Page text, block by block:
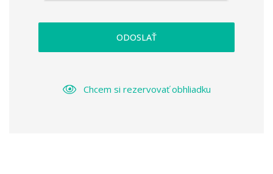
ODOSLAŤ
Chcem si rezervovať obhliadku